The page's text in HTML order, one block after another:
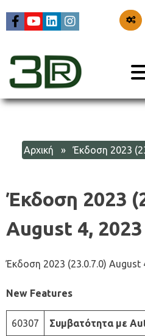
3dr
Αρχική » Έκδοση 2023
Έκδοση 2023
August 4, 2023
Έκδοση 2023 (23.0.7.0) August
New Features
60307 Συμβατότητα με